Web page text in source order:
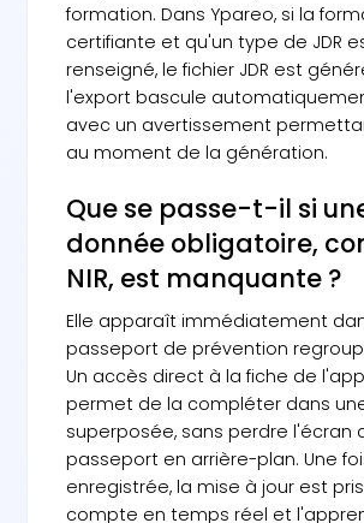
formation. Dans Ypareo, si la
certifiante et qu'un type de JDR
renseigné, le fichier JDR est
l'export bascule
avec un avertissement
au moment de la génération.
Que se passe-t-il si
donnée obligatoire,
NIR, est manquante ?
Elle apparaît immédiatement
passeport de prévention
Un accès direct à la fiche de
permet de la compléter dans
superposée, sans perdre l'écran
passeport en arrière-plan. Une
enregistrée, la mise à jour est
compte en temps réel et